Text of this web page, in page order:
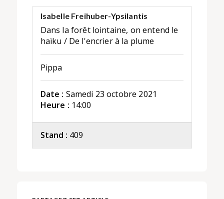
Isabelle Freihuber-Ypsilantis
Dans la forêt lointaine, on entend le
haïku / De l'encrier à la plume
Pippa
Date : Samedi 23 octobre 2021
Heure : 14:00
Stand : 409